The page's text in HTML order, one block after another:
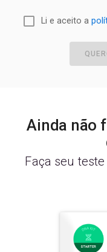
Li e aceito a
Ainda não
Faça seu